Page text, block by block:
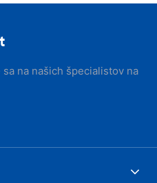
na našich špecialistov na